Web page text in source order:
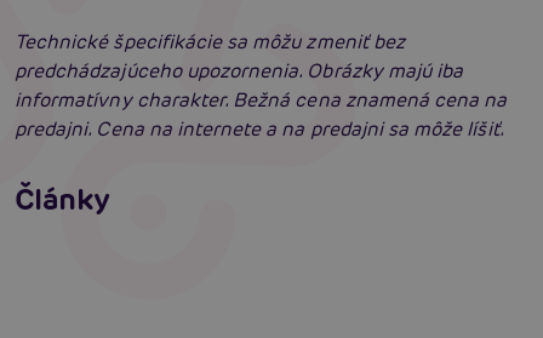
Technické špecifikácie sa môžu zmeniť bez
predchádzajúceho upozornenia. Obrázky majú iba
informatívny charakter. Bežná cena znamená cena na
predajni. Cena na internete a na predajni sa môže líšiť.
Články
neodolateľne sexy
Čítať viacej
Erotická inteligencia: Príručka Sexiómov